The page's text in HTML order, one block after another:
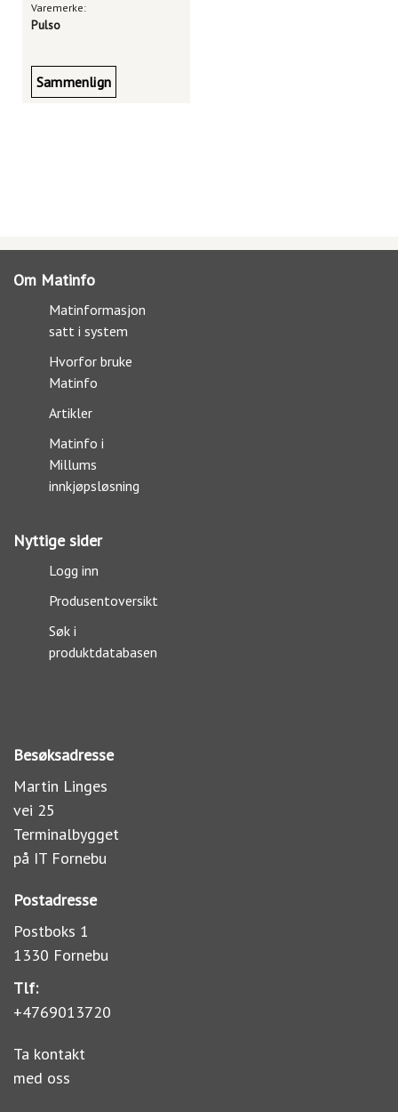
Varemerke:
Pulso
Sammenlign
Om Matinfo
Matinformasjon
satt i system
Hvorfor bruke
Matinfo
Artikler
Matinfo i
Millums
innkjøpsløsning
Nyttige sider
Logg inn
Produsentoversikt
Søk i
produktdatabasen
Besøksadresse
Martin Linges
vei 25
Terminalbygget
på IT Fornebu
Postadresse
Postboks 1
1330 Fornebu
Tlf:
+4769013720
Ta kontakt
med oss